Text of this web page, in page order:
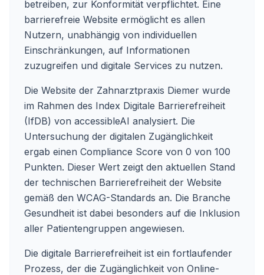
betreiben, zur Konformität verpflichtet. Eine
barrierefreie Website ermöglicht es allen
Nutzern, unabhängig von individuellen
Einschränkungen, auf Informationen
zuzugreifen und digitale Services zu nutzen.
Die Website der Zahnarztpraxis Diemer wurde
im Rahmen des Index Digitale Barrierefreiheit
(IfDB) von accessibleAI analysiert. Die
Untersuchung der digitalen Zugänglichkeit
ergab einen Compliance Score von 0 von 100
Punkten. Dieser Wert zeigt den aktuellen Stand
der technischen Barrierefreiheit der Website
gemäß den WCAG-Standards an. Die Branche
Gesundheit ist dabei besonders auf die Inklusion
aller Patientengruppen angewiesen.
Die digitale Barrierefreiheit ist ein fortlaufender
Prozess, der die Zugänglichkeit von Online-